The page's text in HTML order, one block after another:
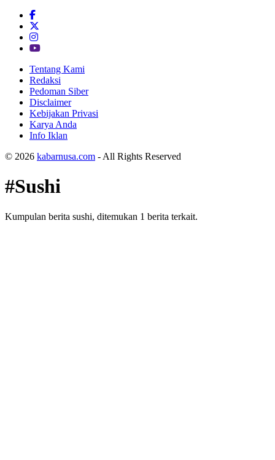
Tentang Kami
Redaksi
Pedoman Siber
Disclaimer
Kebijakan Privasi
Karya Anda
Info Iklan
© 2026 kabarnusa.com - All Rights Reserved
#Sushi
Kumpulan berita sushi, ditemukan 1 berita terkait.